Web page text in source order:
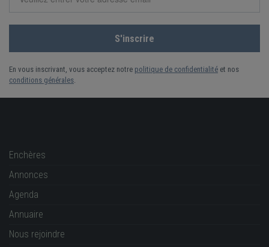
En vous inscrivant, vous acceptez notre politique de confidentialité et nos
conditions générales
Enchères
Annonces
Agenda
Annuaire
Nous rejoindre